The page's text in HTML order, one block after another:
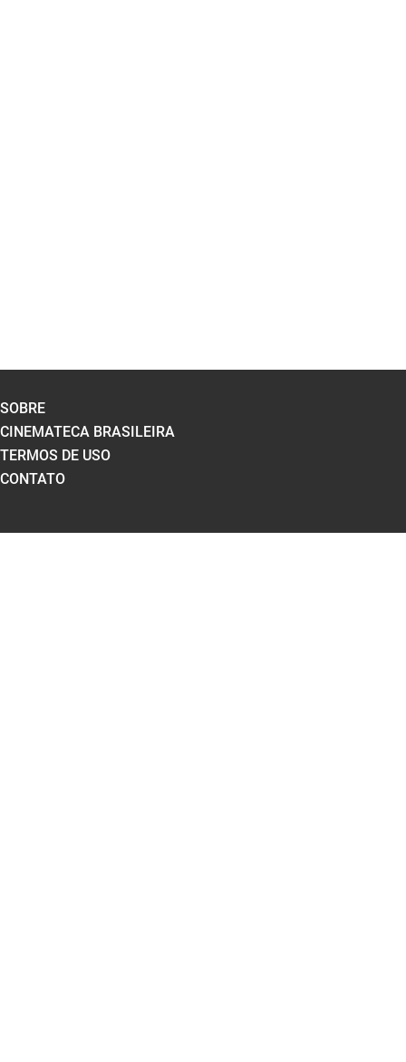
SOBRE
CINEMATECA BRASILEIRA
TERMOS DE USO
CONTATO